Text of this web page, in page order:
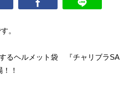
。
るヘルメット袋 『チャリブラSA
！